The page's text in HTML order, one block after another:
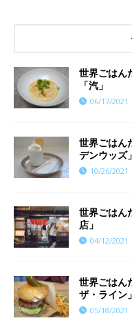
世界ごはん
「汽」
06/17/2021
世界ごはん
デンウッズ」
10/26/2021
世界ごはん
店」
04/12/2021
世界ごはん
ザ・ライン」
05/18/2021